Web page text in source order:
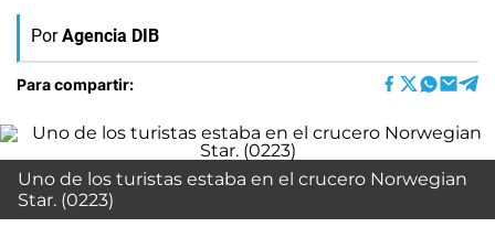
Por Agencia DIB
Para compartir:
Uno de los turistas estaba en el crucero Norwegian
Star. (0223)